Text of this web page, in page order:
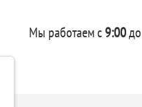
Мы работаем с 9:00до